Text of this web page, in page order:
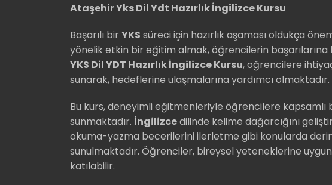
Ataşehir Yks Dil Ydt Hazırlık İngilizce Kursu
Başarılı birYKS süreci için hazırlık aşaması oldukça
yönelik etkin bir eğitim almak, öğrencilerin başarılarına
YKS Dil YDT Hazırlık İngilizce Kursu, öğrencilere
sunarak, hedeflerine ulaşmalarına yardımcı olmaktadır.
Bu kurs, deneyimli eğitmenleriyle öğrencilere kapsamlı
sunmaktadır. İngilizcedilinde kelime dağarcığını
okuma-yazma becerilerini ilerletme gibi konularda
sunulmaktadır. Öğrenciler, bireysel yeteneklerine
katılabilir.